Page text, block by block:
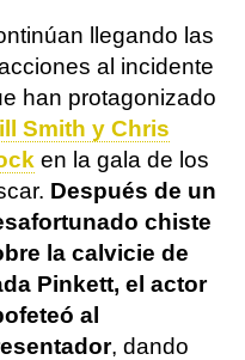
llegando las
al incidente
han protagonizado
Smith y Chris
en la gala de los
Después de un
chiste
la calvicie de
Pinkett, el actor
al
, dando